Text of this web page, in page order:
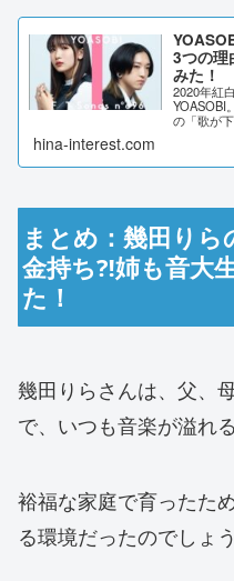
3つの理
みた！
2020年紅
YOASOBI
の「歌が
hina-interest.com
まとめ：幾田り
金持ち⁈姉も音大
た！
幾田りらさんは、父、
で、いつも音楽が溢れ
裕福な家庭で育ったた
る環境だったのでしょう